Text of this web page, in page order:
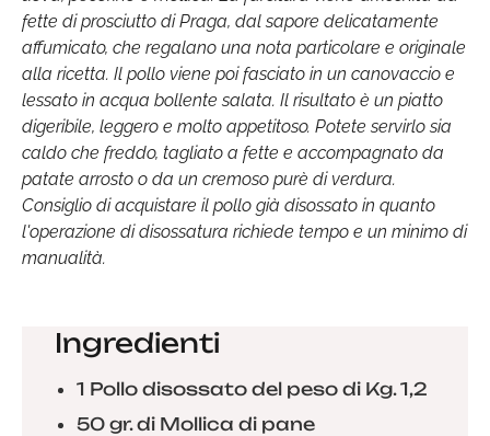
fette di prosciutto di Praga, dal sapore delicatamente
affumicato, che regalano una nota particolare e originale
alla ricetta. Il pollo viene poi fasciato in un canovaccio e
lessato in acqua bollente salata. Il risultato è un piatto
digeribile, leggero e molto appetitoso. Potete servirlo sia
caldo che freddo, tagliato a fette e accompagnato da
patate arrosto o da un cremoso purè di verdura.
Consiglio di acquistare il pollo già disossato in quanto
l'operazione di disossatura richiede tempo e un minimo di
manualità.
Ingredienti
1 Pollo disossato del peso di Kg. 1,2
50 gr. di Mollica di pane